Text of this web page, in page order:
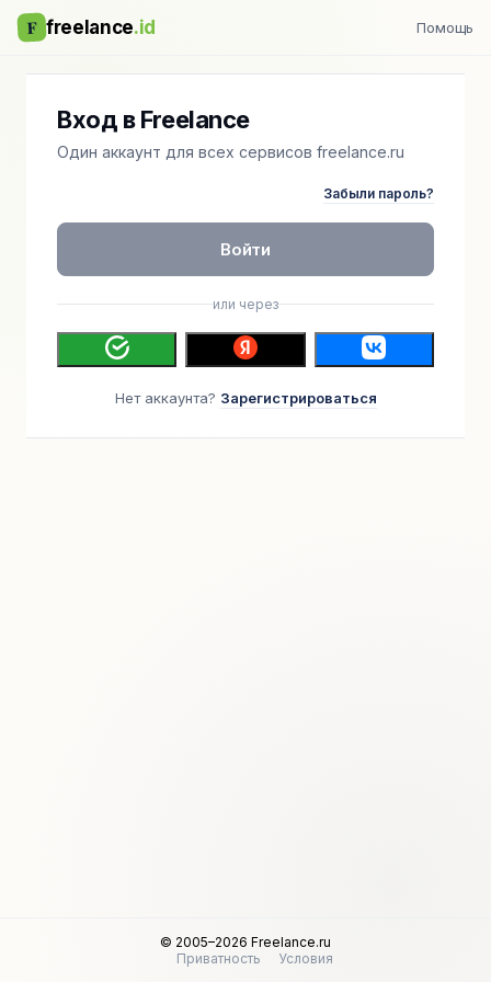
F freelance.id Помощь
Вход в Freelance
Один аккаунт для всех сервисов freelance.ru
Забыли пароль?
Войти
или через
Нет аккаунта? Зарегистрироваться
© 2005–2026 Freelance.ru
Приватность
Условия